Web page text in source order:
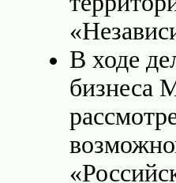
В ходе
бизнеса